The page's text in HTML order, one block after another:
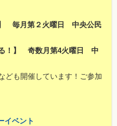
】 毎月第２火曜日 中央公民
る！】 奇数月第4火曜日 中
ども開催しています！ご参加
イベント